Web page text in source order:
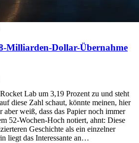
Milliarden-Dollar-Übernahme
Lab um 3,19 Prozent zu und steht
diese Zahl schaut, könnte meinen, hier
aber weiß, dass das Papier noch immer
52-Wochen-Hoch notiert, ahnt: Diese
Geschichte als ein einzelner
liegt das Interessante an…